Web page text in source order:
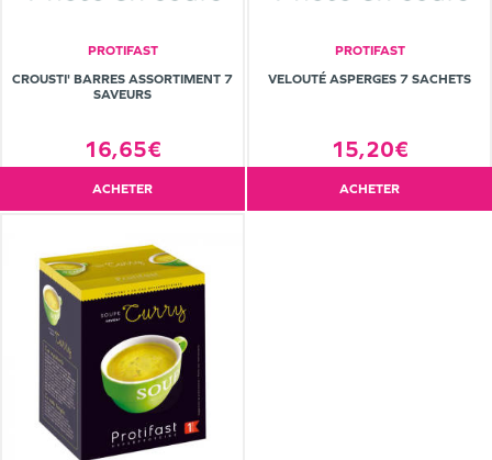
PROTIFAST
CROUSTI' BARRES ASSORTIMENT 7
SAVEURS
16,65€
ACHETER
PROTIFAST
VELOUTÉ ASPERGES 7 SACHETS
15,20€
ACHETER